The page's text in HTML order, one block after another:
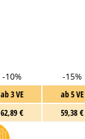
-10%
-15%
ab 3 VE
ab 5 VE
62,89 € 59,38 €